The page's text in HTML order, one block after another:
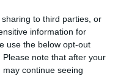
to third parties, or
information for
use the below opt-out
note that after your
continue seeing